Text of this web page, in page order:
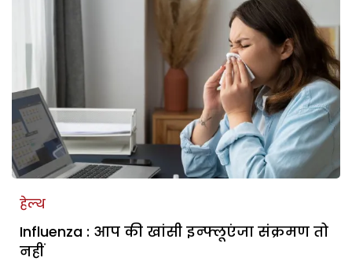
हेल्थ
Influenza : आप की खांसी इन्फ्लूएंजा संक्रमण तो
नहीं